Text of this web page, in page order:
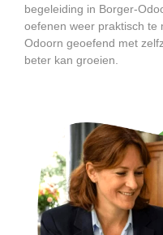
begeleiding in Borger-
oefenen weer praktisch te
Odoorn geoefend met
beter kan groeien.